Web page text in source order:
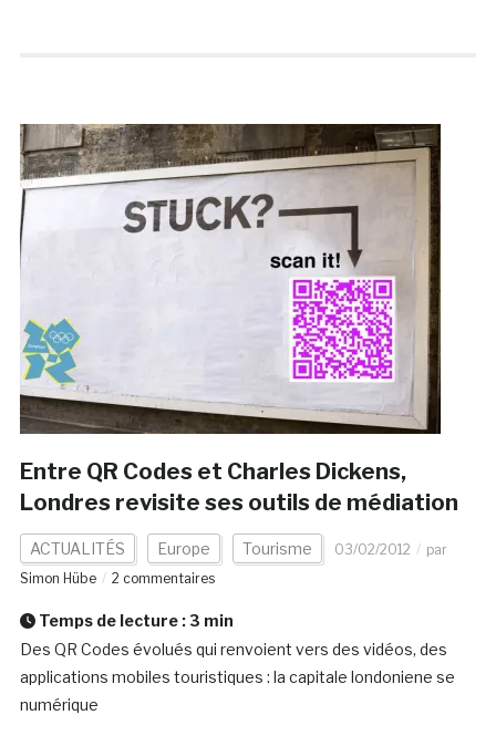
Entre QR Codes et Charles Dickens,
Londres revisite ses outils de médiation
ACTUALITÉS Europe Tourisme 03/02/2012
par
Simon Hübe
2 commentaires
Temps de lecture : 3 min
Des QR Codes évolués qui renvoient vers des vidéos, des
applications mobiles touristiques : la capitale londoniene se
numérique